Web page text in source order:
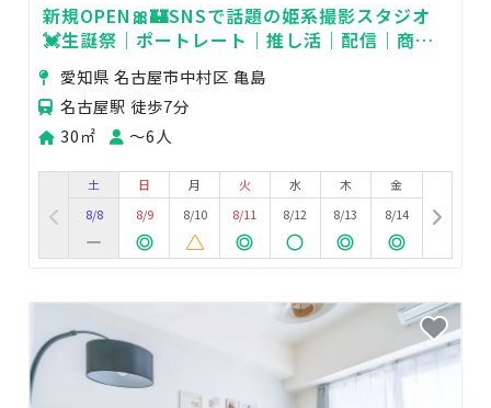
新規OPEN🎀🏰SNSで話題の姫系撮影スタジオ
💓生誕祭｜ポートレート｜推し活｜配信｜商用
利用愛知県 名古屋市中村区 亀島
名古屋駅 徒歩7分
30㎡
〜6人
土
8/8
日
8/9
月
8/10
火
8/11
水
8/12
木
8/13
金
8/14